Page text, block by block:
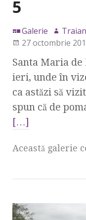
5
Galerie
27 octombrie
Santa Maria
ieri, unde în
ca astăzi să
spun că de
[…]
Această galerie